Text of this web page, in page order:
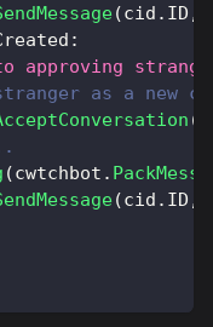
(cid . ID ,
:
approving
as a new
(
(cwtchbot .
(cid . ID ,